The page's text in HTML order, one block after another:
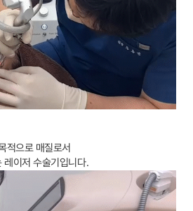
적으로 매질로서
이저 수술기입니다.